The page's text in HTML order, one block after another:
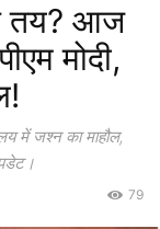
तय? आज
मोदी,
में जश्न का माहौल,
79